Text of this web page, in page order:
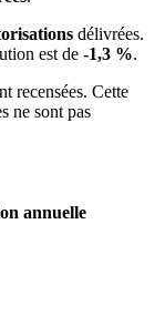
délivrées.
est de -1,3 %.
recensées. Cette
ne sont pas
annuelle